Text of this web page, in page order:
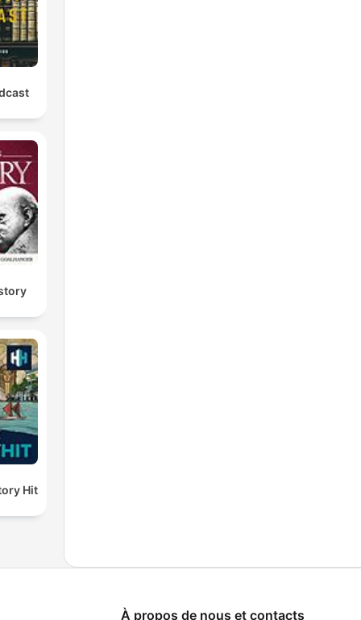
Hit
À propos de nous et contacts